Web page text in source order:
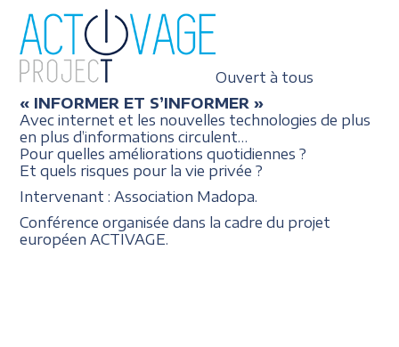
Ouvert à tous
« INFORMER ET S’INFORMER »
Avec internet et les nouvelles technologies de plus
en plus d’informations circulent…
Pour quelles améliorations quotidiennes ?
Et quels risques pour la vie privée ?
Intervenant : Association Madopa.
Conférence organisée dans la cadre du projet
européen ACTIVAGE.